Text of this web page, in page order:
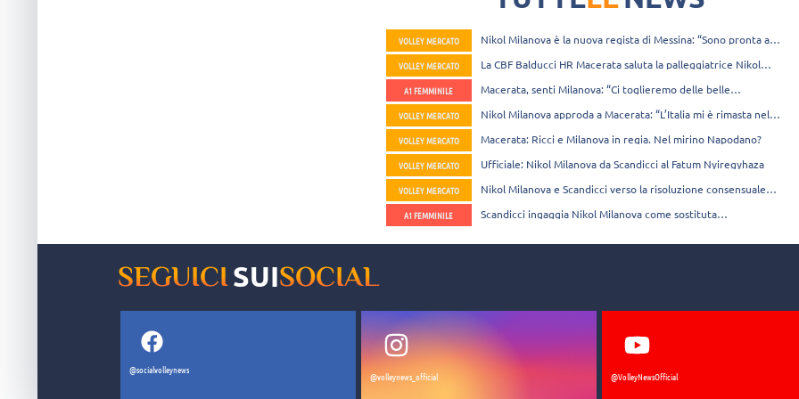
VOLLEY MERCATO Nikol Milanova è la nuova regista di Messina: “Sono pronta a
VOLLEY MERCATO La CBF Balducci HR Macerata saluta la palleggiatrice Nikol
A1 FEMMINILE Macerata, senti Milanova: “Ci toglieremo delle belle
VOLLEY MERCATO Nikol Milanova approda a Macerata: “L’Italia mi è rimasta nel
VOLLEY MERCATO Macerata: Ricci e Milanova in regia. Nel mirino Napodano?
VOLLEY MERCATO Ufficiale: Nikol Milanova da Scandicci al Fatum Nyiregyhaza
VOLLEY MERCATO Nikol Milanova e Scandicci verso la risoluzione consensuale
A1 FEMMINILE Scandicci ingaggia Nikol Milanova come sostituta
SEGUICISUISOCIAL
@socialvolleynews
@volleynews_official @VolleyNewsOfficial